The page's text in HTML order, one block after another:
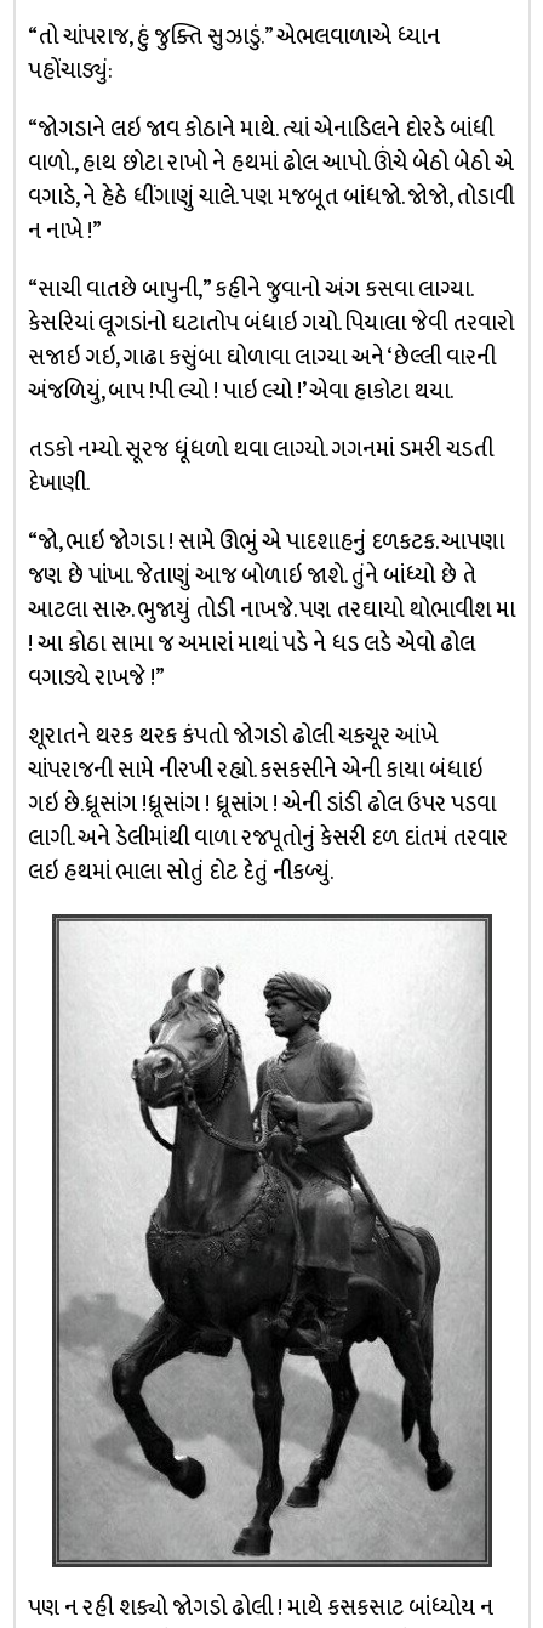
“તો ચાંપરાજ, હું જુક્તિ સુઝાડું.” એભલવાળાએ ધ્યાન
પહોંચાડ્યું:
“જોગડાને લઇ જાવ કોઠાને માથે. ત્યાં એનાડિલને દોરડે બાંધી
વાળો., હાથ છોટા રાખો ને હથમાં ઢોલ આપો. ઊંચે બેઠો બેઠો એ
વગાડે, ને હેઠે ધીંગાણું ચાલે. પણ મજબૂત બાંધજો. જોજો, તોડાવી
ન નાખે !”
“સાચી વાતછે બાપુની,” કહીને જુવાનો અંગ કસવા લાગ્યા.
કેસરિયાં લૂગડાંનો ઘટાતોપ બંધાઇ ગયો. પિયાલા જેવી તરવારો
સજાઇ ગઇ, ગાઢા કસુંબા ઘોળાવા લાગ્યા અને ‘છેલ્લી વારની
અંજળિયું, બાપ !પી લ્યો ! પાઇ લ્યો !’ એવા હાકોટા થયા.
તડકો નમ્યો. સૂરજ ધૂંધળો થવા લાગ્યો. ગગનમાં ડમરી ચડતી
દેખાણી.
“જો, ભાઇ જોગડા ! સામે ઊભું એ પાદશાહનું દળકટક. આપણા
જણ છે પાંખા. જેતાણું આજ બોળાઇ જાશે. તુંને બાંધ્યો છે તે
આટલા સારુ. ભુજાયું તોડી નાખજે. પણ તરઘાયો થોભાવીશ મા
! આ કોઠા સામા જ અમારાં માથાં પડે ને ધડ લડે એવો ઢોલ
વગાડ્યે રાખજે !”
શૂરાતને થરક થરક કંપતો જોગડો ઢોલી ચકચૂર આંખે
ચાંપરાજની સામે નીરખી રહ્યો. કસકસીને એની કાયા બંધાઇ
ગઇ છે.ધ્રૂસાંગ !ધ્રૂસાંગ ! ધ્રૂસાંગ ! એની ડાંડી ઢોલ ઉપર પડવા
લાગી. અને ડેલીમાંથી વાળા રજપૂતોનું કેસરી દળ દાંતમં તરવાર
લઇ હથમાં ભાલા સોતું દોટ દેતું નીકળ્યું.
પણ ન રહી શક્યો જોગડો ઢોલી ! માથે કસકસાટ બાંધ્યોય ન